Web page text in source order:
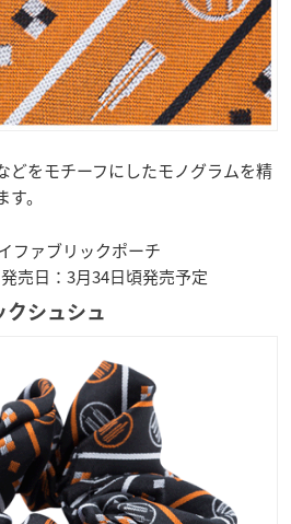
どをモチーフにしたモノグラムを精
。
ファブリックポーチ
売日：3月34日頃発売予定
クシュシュ